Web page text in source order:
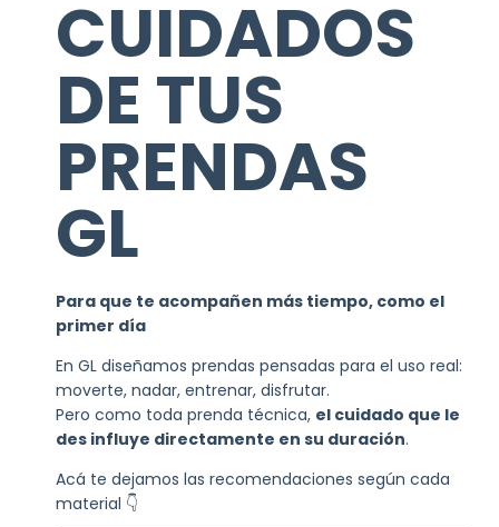
CUIDADOS
DE TUS
PRENDAS
GL
Para que te acompañen más tiempo, como el
primer día
En GL diseñamos prendas pensadas para el uso real:
moverte, nadar, entrenar, disfrutar.
Pero como toda prenda técnica, el cuidado que le
des influye directamente en su duración.
Acá te dejamos las recomendaciones según cada
material 👇